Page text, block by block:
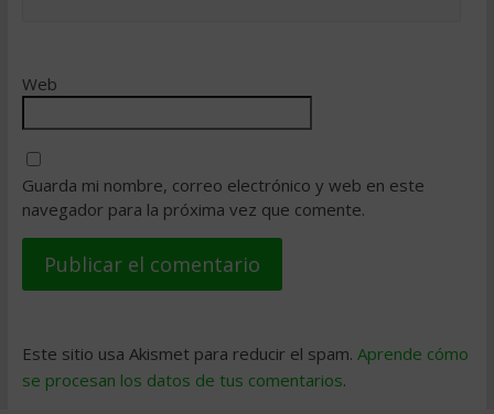
Web
Guarda mi nombre, correo electrónico y web en este
navegador para la próxima vez que comente.
Este sitio usa Akismet para reducir el spam. Aprende cómo
se procesan los datos de tus comentarios.